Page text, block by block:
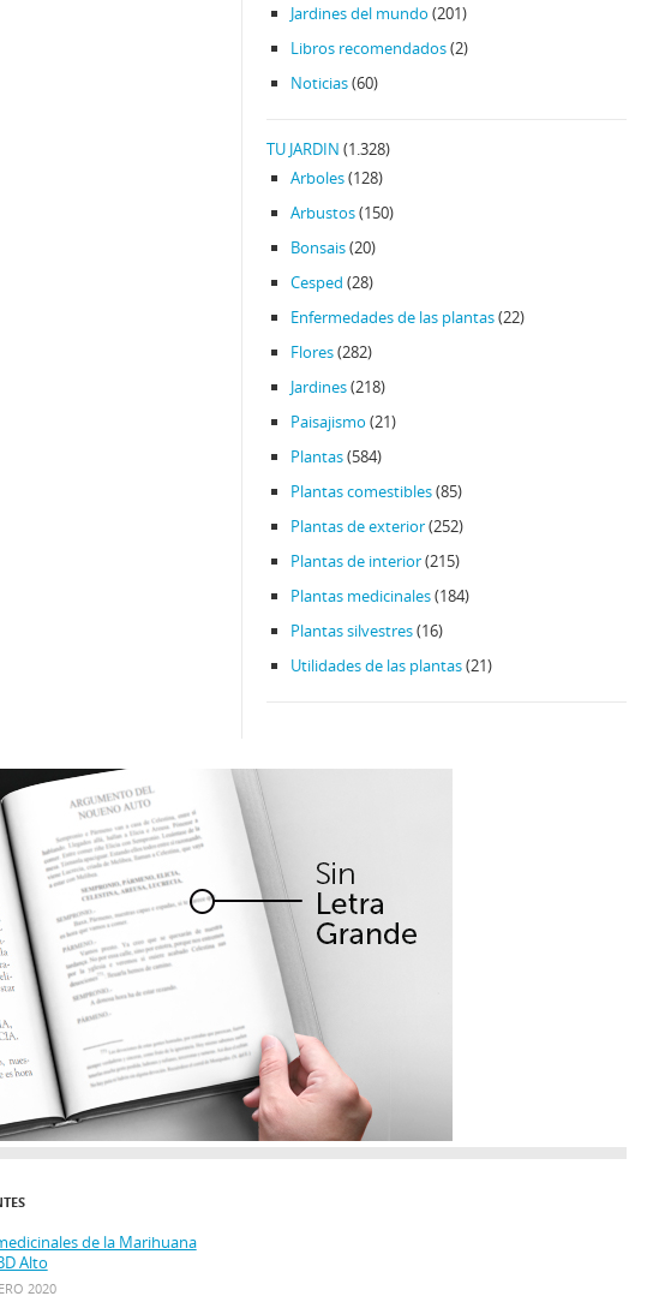
Jardines del mundo (201)
Libros recomendados(2)
Noticias(60)
TU JARDIN (1.328)
Arboles(128)
Arbustos(150)
Bonsais(20)
Cesped (28)
Enfermedades de las plantas(22)
Flores(282)
Jardines(218)
Paisajismo (21)
Plantas(584)
Plantas comestibles(85)
Plantas de exterior(252)
Plantas de interior(215)
Plantas medicinales(184)
Plantas silvestres(16)
Utilidades de las plantas(21)
de la Marihuana
Alto
2020